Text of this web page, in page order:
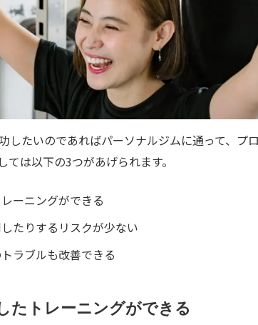
したいのであればパーソナルジムに通って、プ
は以下の3つがあげられます。
ーニングができる
たりするリスクが少ない
ラブルも改善できる
たトレーニングができる